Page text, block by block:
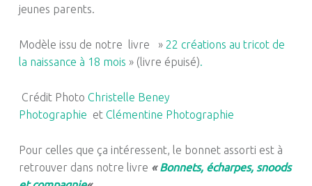
jeunes parents.
Modèle issu de notre livre » 22 créations au tricot de
la naissance à 18 mois » (livre épuisé).
Crédit Photo Christelle Beney
Photographie et Clémentine Photographie
Pour celles que ça intéressent, le bonnet assorti est à
retrouver dans notre livre «Bonnets, écharpes, snoods